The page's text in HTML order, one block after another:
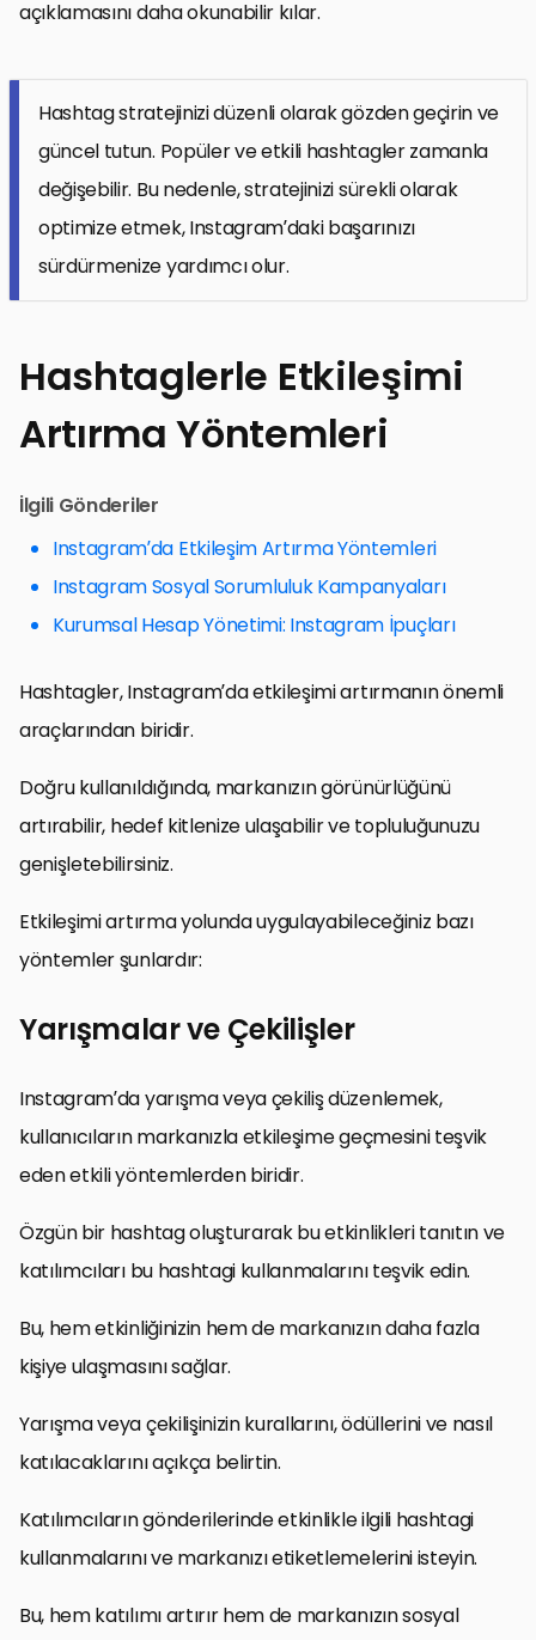
açıklamasını daha okunabilir kılar.
Hashtag stratejinizi düzenli olarak gözden geçirin ve
güncel tutun. Popüler ve etkili hashtagler zamanla
değişebilir. Bu nedenle, stratejinizi sürekli olarak
optimize etmek, Instagram’daki başarınızı
sürdürmenize yardımcı olur.
Hashtaglerle Etkileşimi
Artırma Yöntemleri
İlgili Gönderiler
Instagram’da Etkileşim Artırma Yöntemleri
Instagram Sosyal Sorumluluk Kampanyaları
Kurumsal Hesap Yönetimi: Instagram İpuçları
Hashtagler, Instagram’da etkileşimi artırmanın önemli
araçlarından biridir.
Doğru kullanıldığında, markanızın görünürlüğünü
artırabilir, hedef kitlenize ulaşabilir ve topluluğunuzu
genişletebilirsiniz.
Etkileşimi artırma yolunda uygulayabileceğiniz bazı
yöntemler şunlardır:
Yarışmalar ve Çekilişler
Instagram’da yarışma veya çekiliş düzenlemek,
kullanıcıların markanızla etkileşime geçmesini teşvik
eden etkili yöntemlerden biridir.
Özgün bir hashtag oluşturarak bu etkinlikleri tanıtın ve
katılımcıları bu hashtagi kullanmalarını teşvik edin.
Bu, hem etkinliğinizin hem de markanızın daha fazla
kişiye ulaşmasını sağlar.
Yarışma veya çekilişinizin kurallarını, ödüllerini ve nasıl
katılacaklarını açıkça belirtin.
Katılımcıların gönderilerinde etkinlikle ilgili hashtagi
kullanmalarını ve markanızı etiketlemelerini isteyin.
Bu, hem katılımı artırır hem de markanızın sosyal